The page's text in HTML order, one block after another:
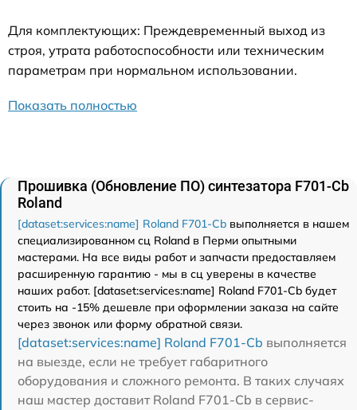
Для комплектующих: Преждевременный выход из
строя, утрата работоспособности или техническим
параметрам при нормальном использовании.
Показать полностью
Прошивка (Обновление ПО) синтезатора F701-Cb
Roland
[dataset:services:name] Roland F701-Cb выполняется в нашем
специализированном сц Roland в Перми опытными
мастерами. На все виды работ и запчасти предоставляем
расширенную гарантию - мы в сц уверены в качестве
наших работ. [dataset:services:name] Roland F701-Cb будет
стоить на -15% дешевле при оформлении заказа на сайте
через звонок или форму обратной связи.
[dataset:services:name] Roland F701-Cb выполняется
на выезде, если не требует габаритного
оборудования и сложного ремонта. В таких случаях
наш мастер доставит Roland F701-Cb в сервис-